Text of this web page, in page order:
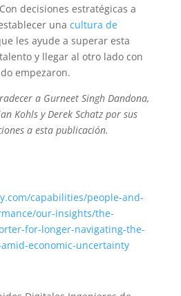
decisiones estratégicas a
una cultura de
les ayude a superar esta
y llegar al otro lado con
empezaron.
a Gurneet Singh Dandona,
Kohls y Derek Schatz por sus
a esta publicación.
capabilities/people-and-
our-insights/the-
for-longer-navigating-the-
economic-uncertainty